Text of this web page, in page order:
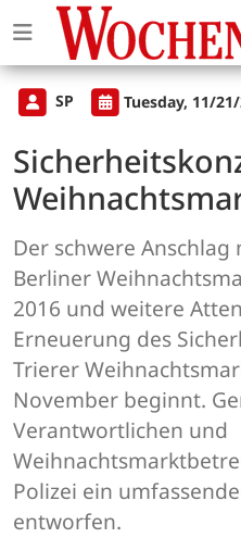
SP Tuesday, 11/
Der schwere
Berliner
2016 und weitere
Erneuerung des
Trierer
November beginnt.
Verantwortlichen und
Polizei ein
entworfen.